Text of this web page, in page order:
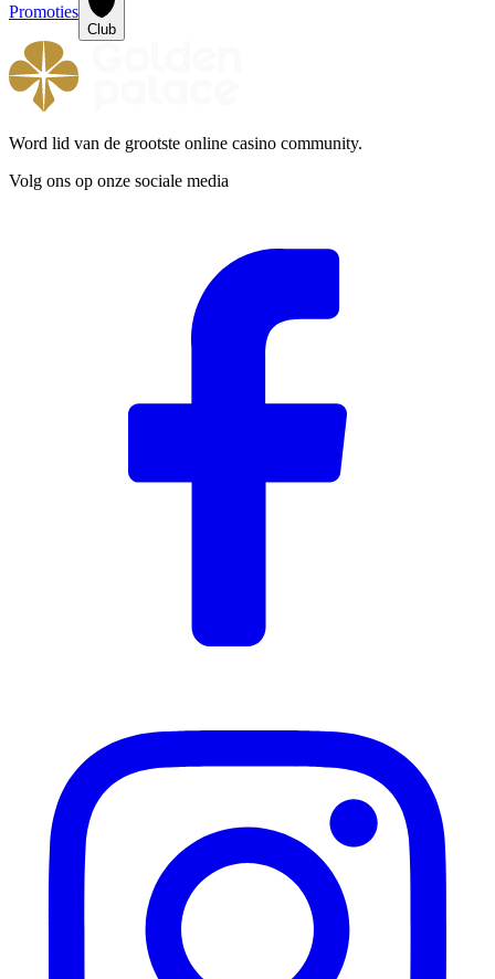
Promoties
Club
Word lid van de grootste online casino community.
Volg ons op onze sociale media